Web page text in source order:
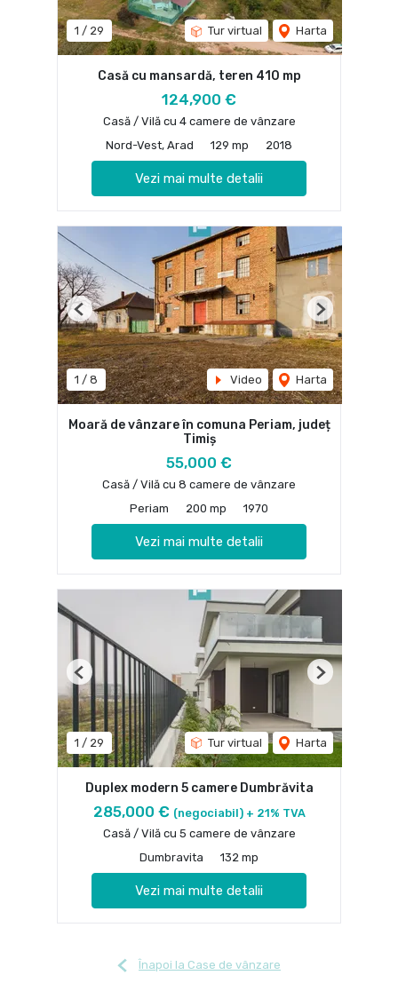
1 / 29 Tur virtual Harta
Casă cu mansardă, teren 410 mp
124,900 €
Casă / Vilă cu 4 camere de vânzare
Nord-Vest, Arad
129 mp 2018
Vezi mai multe detalii
1 / 8 Video Harta
Previous Next
Moară de vânzare în comuna Periam, județ
Timiș
55,000 €
Casă / Vilă cu 8 camere de vânzare
Periam
200 mp 1970
Vezi mai multe detalii
1 / 29 Tur virtual Harta
Previous Next
Duplex modern 5 camere Dumbrăvita
285,000 € (negociabil) + 21% TVA
Casă / Vilă cu 5 camere de vânzare
Dumbravita
132 mp
Vezi mai multe detalii
Înapoi la Case de vânzare